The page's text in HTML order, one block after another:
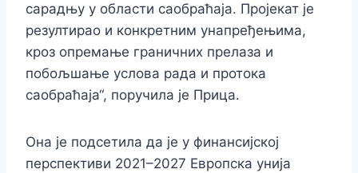
сарадњу у области саобраћаја. Пројекат је
резултирао и конкретним унапређењима,
кроз опремање граничних прелаза и
побољшање услова рада и протока
саобраћаја“, поручила је Прица.
Она је подсетила да је у финансијској
перспективи 2021–2027 Европска унија